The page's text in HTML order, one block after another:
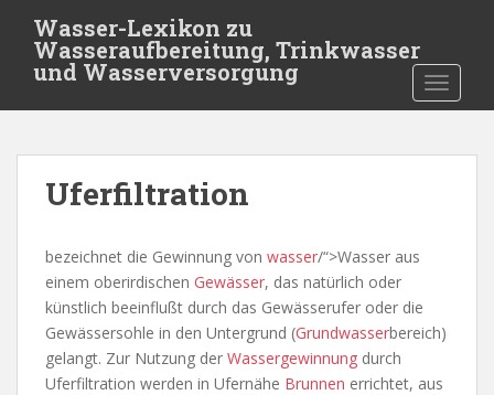
t
Wasser-Lexikon zu
Wasseraufbereitung, Trinkwasser
und Wasserversorgung
Uferfiltration
bezeichnet die Gewinnung von wasser/“>Wasser aus
einem oberirdischen Gewässer, das natürlich oder
künstlich beeinflußt durch das Gewässerufer oder die
Gewässersohle in den Untergrund (Grundwasserbereich)
gelangt. Zur Nutzung der Wassergewinnung durch
Uferfiltration werden in Ufernähe Brunnen errichtet, aus